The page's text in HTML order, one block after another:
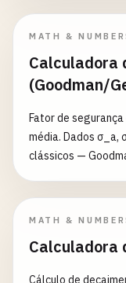
MATH &
Calculadora
(Goodman/
Fator de
média. Dados σ_a,
clássicos —
MATH &
Calculadora
Cálculo de